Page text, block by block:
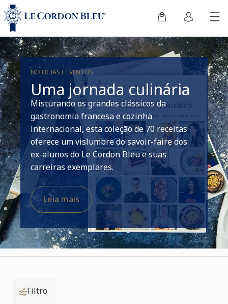
NOTÍCIAS E EVENTOS
Uma jornada culinária
Misturando os grandes clássicos da
gastronomia francesa e cozinha
internacional, esta coleção de 70 receitas
oferece um vislumbre do savoir-faire dos
ex-alunos do Le Cordon Bleu e suas
carreiras exemplares.
Leia mais
Filtro